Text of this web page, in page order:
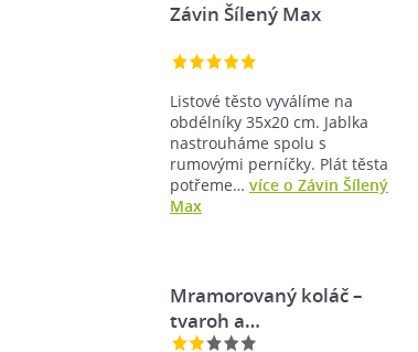
Závin Šílený Max
Listové těsto vyválíme na
obdélníky 35x20 cm. Jablka
nastrouháme spolu s
rumovými perníčky. Plát těsta
potřeme… více o Závin Šílený
Max
Mramorovaný koláč –
tvaroh a…